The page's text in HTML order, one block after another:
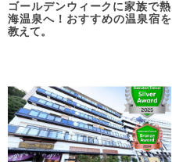
ゴールデンウィークに家族で熱
海温泉へ！おすすめの温泉宿を
教えて。